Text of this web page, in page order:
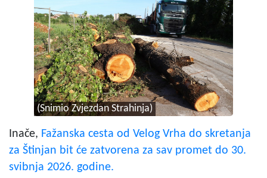
(Snimio Zvjezdan Strahinja)
Inače, Fažanska cesta od Velog Vrha do skretanja
za Štinjan bit će zatvorena za sav promet do 30.
svibnja 2026. godine.